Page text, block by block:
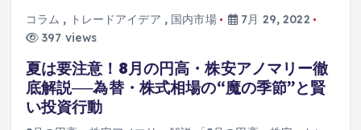
コラム , トレードアイデア , 国内市場
7月 29, 2022
397 views
夏は要注意！8月の円高・株安アノマリー徹
底解説──為替・株式相場の“魔の季節”と賢
い投資行動